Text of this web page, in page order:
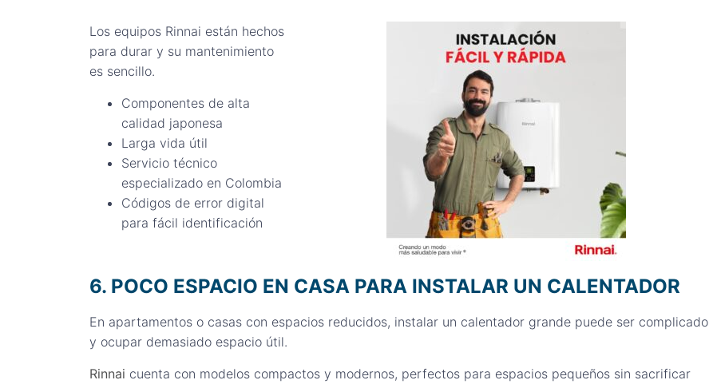
Los equipos Rinnai están hechos
para durar y su mantenimiento
es sencillo.
Componentes de alta
calidad japonesa
Larga vida útil
Servicio técnico
especializado en Colombia
Códigos de error digital
para fácil identificación
6. POCO ESPACIO EN CASA PARA INSTALAR UN CALENTADOR
En apartamentos o casas con espacios reducidos, instalar un calentador grande puede ser complicado
y ocupar demasiado espacio útil.
Rinnai cuenta con modelos compactos y modernos, perfectos para espacios pequeños sin sacrificar